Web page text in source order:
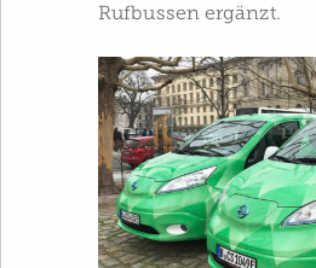
Rufbussen ergänzt.